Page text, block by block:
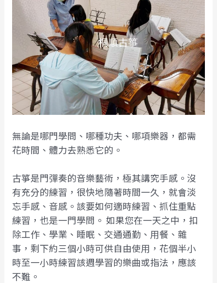
無論是哪門學問、哪種功夫、哪項樂器，都需
花時間、體力去熟悉它的。
古箏是門彈奏的音樂藝術，極其講究手感。沒
有充分的練習，很快地隨著時間一久，就會淡
忘手感、音感。該要如何適時練習、抓住重點
練習，也是一門學問。 如果您在一天之中，扣
除工作、學業、睡眠、交通通勤、用餐、雜
事，剩下約三個小時可供自由使用，花個半小
時至一小時練習該週學習的樂曲或指法，應該
不難。